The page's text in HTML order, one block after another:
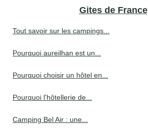
Gites de France
Tout savoir sur les campings...
Pourquoi aureilhan est un...
Pourquoi choisir un hôtel en...
Pourquoi l'hôtellerie de...
Camping Bel Air : une...